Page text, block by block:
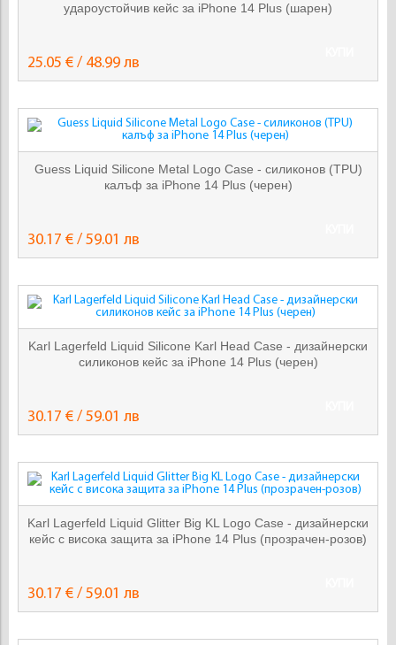
удароустойчив кейс за iPhone 14 Plus (шарен)
25.05 € / 48.99 лв
Guess Liquid Silicone Metal Logo Case - силиконов (TPU)
калъф за iPhone 14 Plus (черен)
30.17 € / 59.01 лв
Karl Lagerfeld Liquid Silicone Karl Head Case - дизайнерски
силиконов кейс за iPhone 14 Plus (черен)
30.17 € / 59.01 лв
Karl Lagerfeld Liquid Glitter Big KL Logo Case - дизайнерски
кейс с висока защита за iPhone 14 Plus (прозрачен-розов)
30.17 € / 59.01 лв